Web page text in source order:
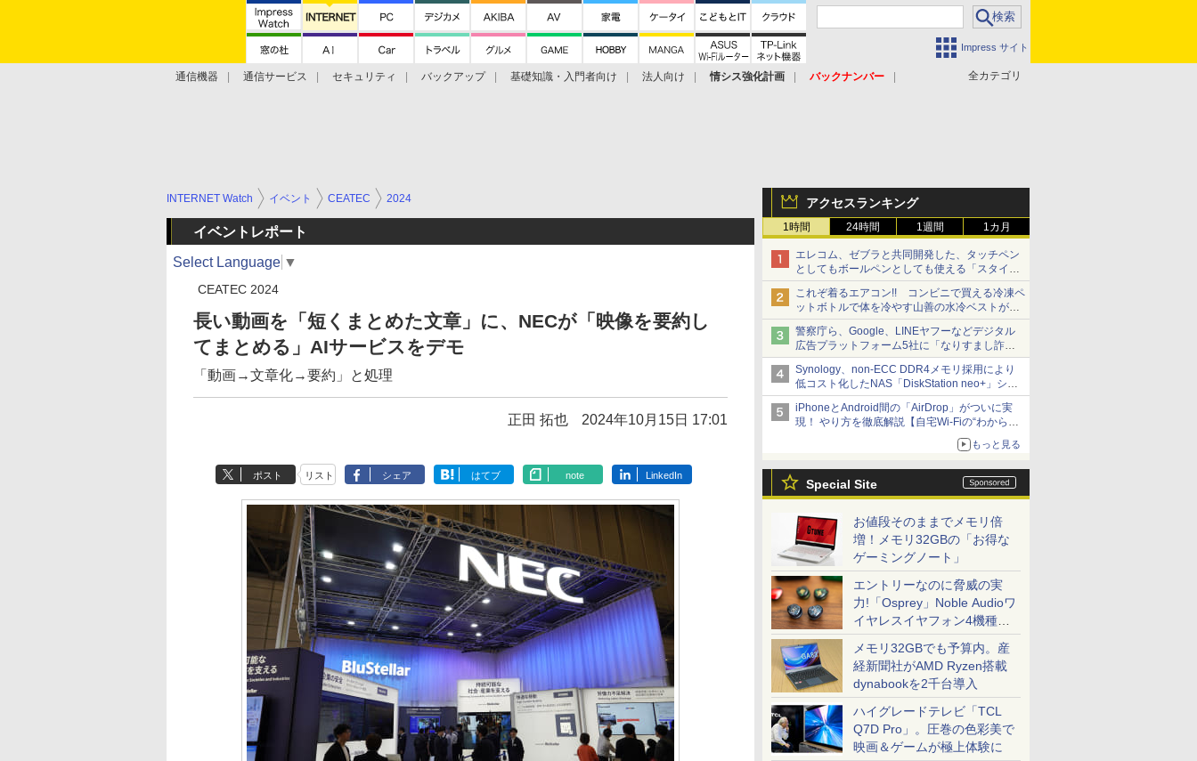
Impress サイト
全カテゴリ
通信機器 通信サービス セキュリティ バックアップ 基礎知識・入門者向け 法人向け 情シス強化計画
バックナンバー
アクセスランキング
1時間 24時間 1週間 1カ月
エレコム、ゼブラと共同開発した、タッチペン
としてもボールペンとしても使える「スタイラ
スツーウェイ」発売 iPadにも紙にも、持ち替
えずに書き込める
これぞ着るエアコン!! コンビニで買える冷凍ペ
ットボトルで体を冷やす山善の水冷ベストがロ
ードバイクにちょうどいい【ぼっち・ざ・ろー
ど！その14】【空いた時間でなにしてる？】
警察庁ら、Google、LINEヤフーなどデジタル
広告プラットフォーム5社に「なりすまし詐欺
広告」対策強化を要請 著名人の写真や映像を
使った投資詐欺などへの対策として
Synology、non-ECC DDR4メモリ採用により
低コスト化したNAS「DiskStation neo+」シリ
ーズ 予算を抑えて導入でき、ECCメモリへの
アップグレードも可能
iPhoneとAndroid間の「AirDrop」がついに実
現！ やり方を徹底解説【自宅Wi-Fiの“わからな
もっと見る
Special Site
お値段そのままでメモリ倍
増！メモリ32GBの「お得な
ゲーミングノート」
エントリーなのに脅威の実
力!「Osprey」Noble Audioワ
イヤレスイヤフォン4機種を
一気に聴く
メモリ32GBでも予算内。産
経新聞社がAMD Ryzen搭載
dynabookを2千台導入
ハイグレードテレビ「TCL
Q7D Pro」。圧巻の色彩美で
映画＆ゲームが極上体験に
INTERNET Watch イベント CEATEC 2024
イベントレポート
Select Language ▼
CEATEC 2024
長い動画を「短くまとめた文章」に、NECが「映像を要約し
てまとめる」AIサービスをデモ
「動画→文章化→要約」と処理
正田 拓也 2024年10月15日 17:01
ポスト リスト シェア はてブ note LinkedIn